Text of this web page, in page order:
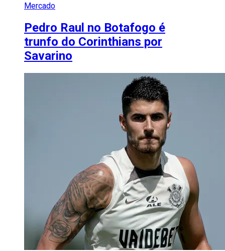
Mercado
Pedro Raul no Botafogo é
trunfo do Corinthians por
Savarino